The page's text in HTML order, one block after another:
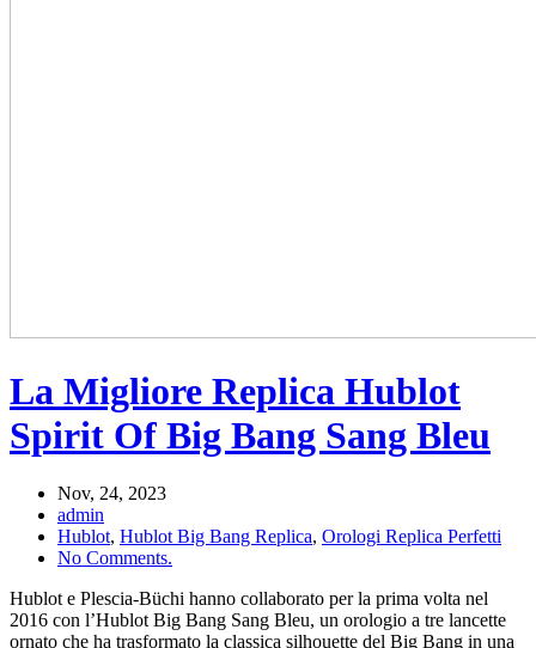
La Migliore Replica Hublot
Spirit Of Big Bang Sang Bleu
Nov, 24, 2023
admin
Hublot, Hublot Big Bang Replica, Orologi Replica Perfetti
No Comments.
Hublot e Plescia-Büchi hanno collaborato per la prima volta nel
2016 con l’Hublot Big Bang Sang Bleu, un orologio a tre lancette
ornato che ha trasformato la classica silhouette del Big Bang in una